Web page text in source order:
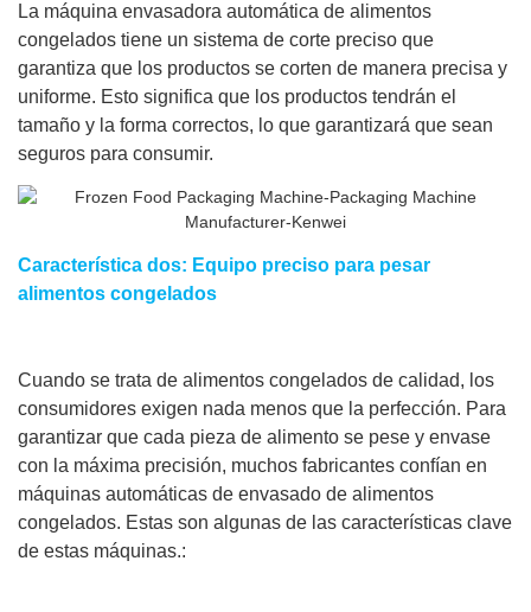
La máquina envasadora automática de alimentos
congelados tiene un sistema de corte preciso que
garantiza que los productos se corten de manera precisa y
uniforme. Esto significa que los productos tendrán el
tamaño y la forma correctos, lo que garantizará que sean
seguros para consumir.
Característica dos: Equipo preciso para pesar
alimentos congelados
Cuando se trata de alimentos congelados de calidad, los
consumidores exigen nada menos que la perfección. Para
garantizar que cada pieza de alimento se pese y envase
con la máxima precisión, muchos fabricantes confían en
máquinas automáticas de envasado de alimentos
congelados. Estas son algunas de las características clave
de estas máquinas.: